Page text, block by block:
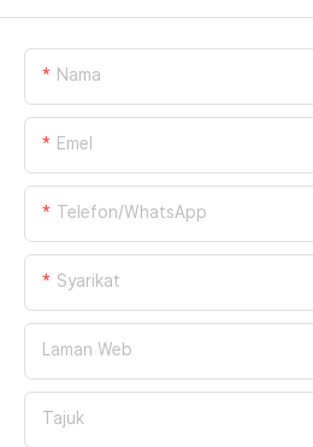
Nama
Emel
Telefon/WhatsApp
Syarikat
Laman Web
Tajuk